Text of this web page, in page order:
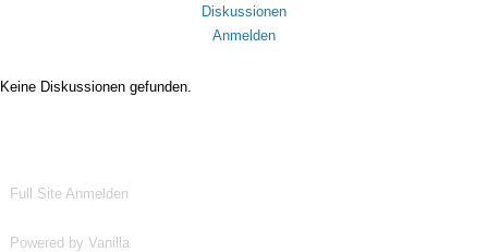
Diskussionen
Anmelden
Keine Diskussionen gefunden.
Full Site Anmelden
Powered by Vanilla